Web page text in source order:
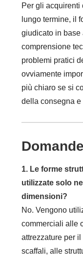
Per gli acquirenti
lungo termine, il
giudicato in base
comprensione
problemi pratici
ovviamente
più chiaro se si
della consegna e
1. Le forme
utilizzate solo
dimensioni?
No. Vengono
commerciali alle
attrezzature per
scaffali, alle